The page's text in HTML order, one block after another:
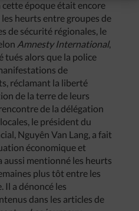
cette époque était encore
heurts entre groupes de
de sécurité régionales, le
Amnesty International,
alors que la police
de
réclamant la liberté
de la terre de leurs
de la délégation
le président du
Nguyên Van Lang, a fait
économique et
aussi mentionné les heurts
plus tôt entre les
Il a dénoncé les
dans les articles de